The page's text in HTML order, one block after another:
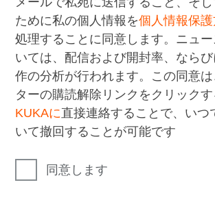
ために私の個人情報を個人情報保
処理することに同意します。ニュ
いては、配信および開封率、なら
作の分析が行われます。この同意
ターの購読解除リンクをクリック
KUKAに直接連絡することで、いつ
いて撤回することが可能です
同意します